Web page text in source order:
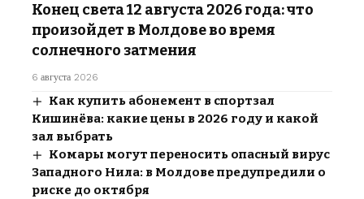
Конец света 12 августа 2026 года: что
произойдет в Молдове во время
солнечного затмения
6 августа 2026
Как купить абонемент в спортзал
Кишинёва: какие цены в 2026 году и какой
зал выбрать
Комары могут переносить опасный вирус
Западного Нила: в Молдове предупредили о
риске до октября